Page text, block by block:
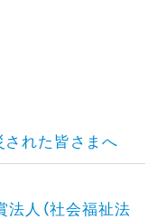
れた皆さまへ
人（社会福祉法